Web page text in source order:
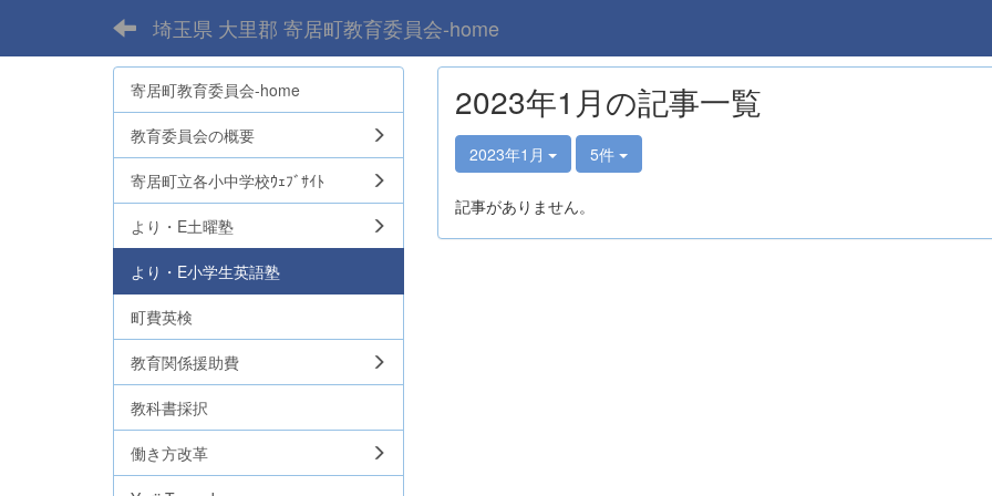
埼玉県 大里郡 寄居町教育委員会-home
2023年1月の記事一覧
2023年1月 5件
記事がありません。
寄居町教育委員会-home
教育委員会の概要
寄居町立各小中学校ｳｪﾌﾞｻｲﾄ
より・E土曜塾
より・E小学生英語塾
町費英検
教育関係援助費
教科書採択
働き方改革